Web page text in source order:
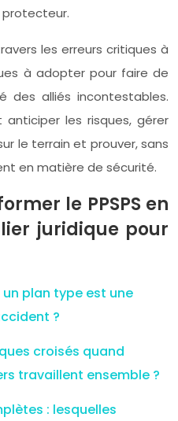
les erreurs critiques à
à adopter pour faire de
des alliés incontestables.
les risques, gérer
le terrain et prouver, sans
en matière de sécurité.
le PPSPS en
juridique pour
plan type est une
?
croisés quand
travaillent ensemble ?
: lesquelles